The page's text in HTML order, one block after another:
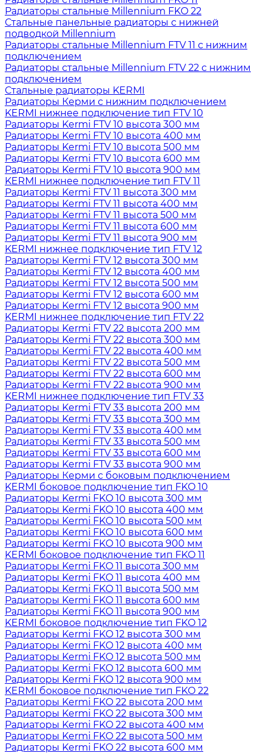
Радиаторы стальные Millennium FKO 22
Стальные панельные радиаторы с нижней
подводкой Millennium
Радиаторы стальные Millennium FTV 11 с нижним
подключением
Радиаторы стальные Millennium FTV 22 с нижним
подключением
Стальные радиаторы KERMI
Радиаторы Керми с нижним подключением
KERMI нижнее подключение тип FTV 10
Радиаторы Kermi FTV 10 высота 300 мм
Радиаторы Kermi FTV 10 высота 400 мм
Радиаторы Kermi FTV 10 высота 500 мм
Радиаторы Kermi FTV 10 высота 600 мм
Радиаторы Kermi FTV 10 высота 900 мм
KERMI нижнее подключение тип FTV 11
Радиаторы Kermi FTV 11 высота 300 мм
Радиаторы Kermi FTV 11 высота 400 мм
Радиаторы Kermi FTV 11 высота 500 мм
Радиаторы Kermi FTV 11 высота 600 мм
Радиаторы Kermi FTV 11 высота 900 мм
KERMI нижнее подключение тип FTV 12
Радиаторы Kermi FTV 12 высота 300 мм
Радиаторы Kermi FTV 12 высота 400 мм
Радиаторы Kermi FTV 12 высота 500 мм
Радиаторы Kermi FTV 12 высота 600 мм
Радиаторы Kermi FTV 12 высота 900 мм
KERMI нижнее подключение тип FTV 22
Радиаторы Kermi FTV 22 высота 200 мм
Радиаторы Kermi FTV 22 высота 300 мм
Радиаторы Kermi FTV 22 высота 400 мм
Радиаторы Kermi FTV 22 высота 500 мм
Радиаторы Kermi FTV 22 высота 600 мм
Радиаторы Kermi FTV 22 высота 900 мм
KERMI нижнее подключение тип FTV 33
Радиаторы Kermi FTV 33 высота 200 мм
Радиаторы Kermi FTV 33 высота 300 мм
Радиаторы Kermi FTV 33 высота 400 мм
Радиаторы Kermi FTV 33 высота 500 мм
Радиаторы Kermi FTV 33 высота 600 мм
Радиаторы Kermi FTV 33 высота 900 мм
Радиаторы Керми с боковым подключением
KERMI боковое подключение тип FKO 10
Радиаторы Kermi FKO 10 высота 300 мм
Радиаторы Kermi FKO 10 высота 400 мм
Радиаторы Kermi FKO 10 высота 500 мм
Радиаторы Kermi FKO 10 высота 600 мм
Радиаторы Kermi FKO 10 высота 900 мм
KERMI боковое подключение тип FKO 11
Радиаторы Kermi FKO 11 высота 300 мм
Радиаторы Kermi FKO 11 высота 400 мм
Радиаторы Kermi FKO 11 высота 500 мм
Радиаторы Kermi FKO 11 высота 600 мм
Радиаторы Kermi FKO 11 высота 900 мм
KERMI боковое подключение тип FKO 12
Радиаторы Kermi FKO 12 высота 300 мм
Радиаторы Kermi FKO 12 высота 400 мм
Радиаторы Kermi FKO 12 высота 500 мм
Радиаторы Kermi FKO 12 высота 600 мм
Радиаторы Kermi FKO 12 высота 900 мм
KERMI боковое подключение тип FKO 22
Радиаторы Kermi FKO 22 высота 200 мм
Радиаторы Kermi FKO 22 высота 300 мм
Радиаторы Kermi FKO 22 высота 400 мм
Радиаторы Kermi FKO 22 высота 500 мм
Радиаторы Kermi FKO 22 высота 600 мм